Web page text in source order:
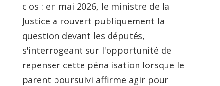
clos : en mai 2026, le ministre de la
Justice a rouvert publiquement la
question devant les députés,
s'interrogeant sur l'opportunité de
repenser cette pénalisation lorsque le
parent poursuivi affirme agir pour